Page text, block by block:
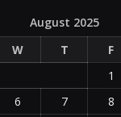
August 2025
W T F
1
6 7 8